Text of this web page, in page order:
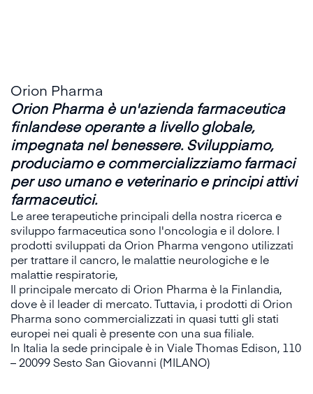
Orion Pharma
Orion Pharma è un'azienda farmaceutica
finlandese operante a livello globale,
impegnata nel benessere. Sviluppiamo,
produciamo e commercializziamo farmaci
per uso umano e veterinario e principi attivi
farmaceutici.
Le aree terapeutiche principali della nostra ricerca e
sviluppo farmaceutica sono l'oncologia e il dolore. I
prodotti sviluppati da Orion Pharma vengono utilizzati
per trattare il cancro, le malattie neurologiche e le
malattie respiratorie,
Il principale mercato di Orion Pharma è la Finlandia,
dove è il leader di mercato. Tuttavia, i prodotti di Orion
Pharma sono commercializzati in quasi tutti gli stati
europei nei quali è presente con una sua filiale.
In Italia la sede principale è in Viale Thomas Edison, 110
– 20099 Sesto San Giovanni (MILANO)